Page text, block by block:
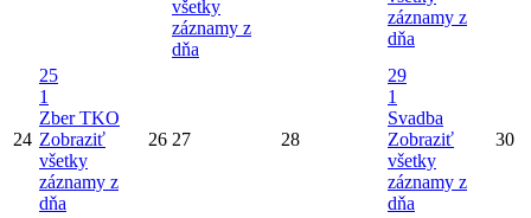
všetky
záznamy z
dňa
záznamy z
dňa
24
25
1
Zber TKO
Zobraziť
všetky
záznamy z
dňa
26 27 28
29
1
Svadba
Zobraziť
všetky
záznamy z
dňa
30